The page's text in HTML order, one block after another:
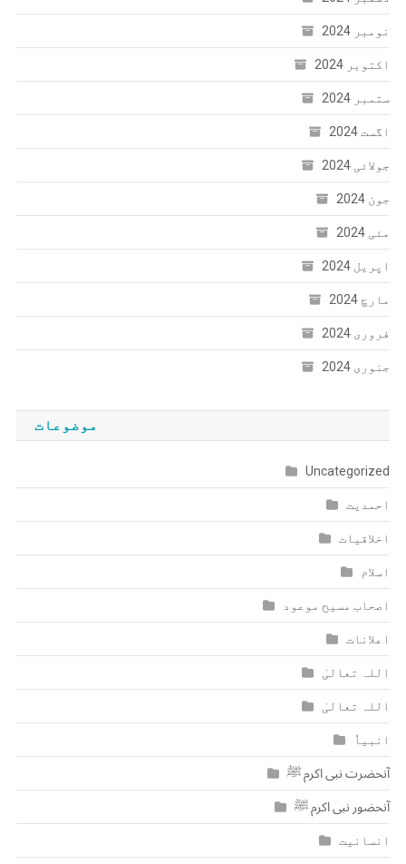
نومبر 2024
اکتوبر 2024
ستمبر 2024
اگست 2024
جولائی 2024
جون 2024
مئی 2024
اپریل 2024
مارچ 2024
فروری 2024
جنوری 2024
موضوعات
Uncategorized
احمدیت
اخلاقیات
اسلام
اصحاب مسیح موعود
اعلانات
اللہ تعالیٰ
اللہ تعالیٰ
انبیاٗ
آنحضرت نبی اکرم ﷺ
آنحضور نبی اکرم ﷺ
انسانیت